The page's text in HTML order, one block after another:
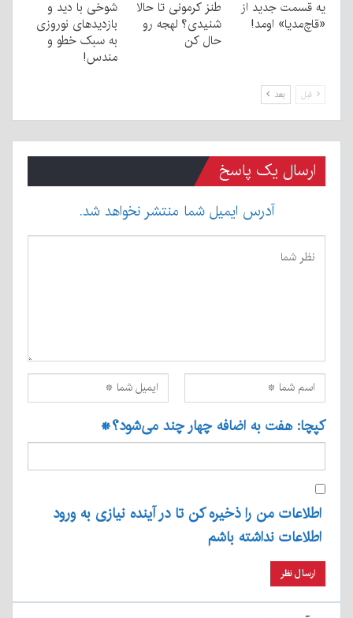
یه قسمت جدید از
«قاچ‌مدیا» اومد!
طنز کرمونی تا حالا
شنیدی؟ لهجه رو
حال کن
شوخی با دید و
بازدیدهای نوروزی
به سبک خطو و
مندس!
قبل بعد
ارسال یک پاسخ
آدرس ایمیل شما منتشر نخواهد شد.
کپچا: هفت به اضافه چهار چند می‌شود؟*
اطلاعات من را ذخیره کن تا در آینده نیازی به ورود
اطلاعات نداشته باشم